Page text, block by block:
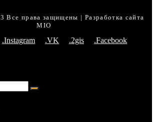
Все права защищены | Разработка сайта
MIO
.Instagram .VK .2gis .Facebook